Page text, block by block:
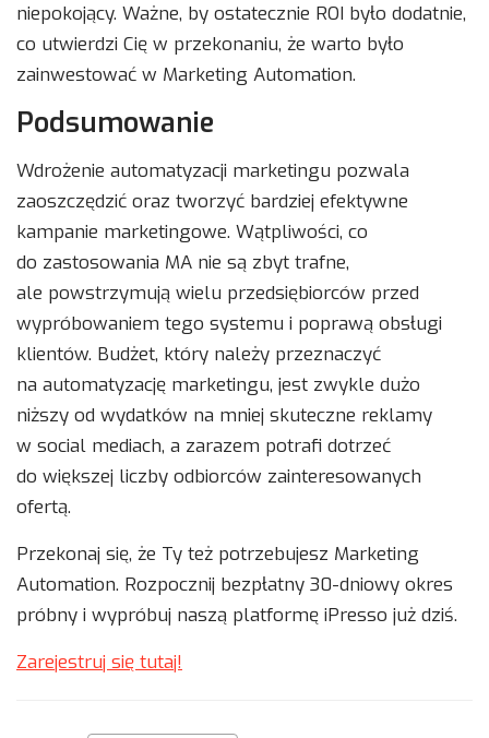
niepokojący. Ważne, by ostatecznie ROI było dodatnie,
co utwierdzi Cię w przekonaniu, że warto było
zainwestować w Marketing Automation.
Podsumowanie
Wdrożenie automatyzacji marketingu pozwala
zaoszczędzić oraz tworzyć bardziej efektywne
kampanie marketingowe. Wątpliwości, co
do zastosowania MA nie są zbyt trafne,
ale powstrzymują wielu przedsiębiorców przed
wypróbowaniem tego systemu i poprawą obsługi
klientów. Budżet, który należy przeznaczyć
na automatyzację marketingu, jest zwykle dużo
niższy od wydatków na mniej skuteczne reklamy
w social mediach, a zarazem potrafi dotrzeć
do większej liczby odbiorców zainteresowanych
ofertą.
Przekonaj się, że Ty też potrzebujesz Marketing
Automation. Rozpocznij bezpłatny 30-dniowy okres
próbny i wypróbuj naszą platformę iPresso już dziś.
Zarejestruj się tutaj!